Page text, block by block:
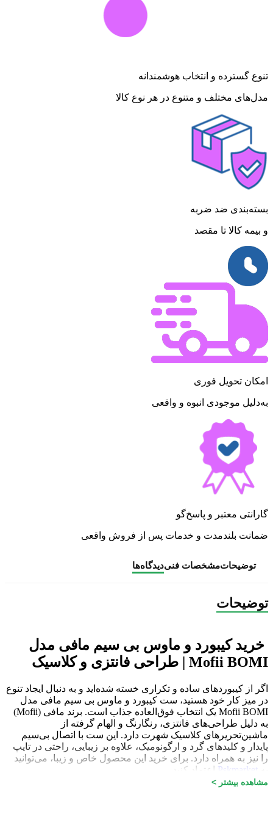
تنوع گسترده و انتخاب هوشمندانه
مدل‌های مختلف و متنوع در هر نوع کالا
بسته‌بندی ضد ضربه
و بیمه کالا تا مقصد
امکان تحویل فوری
به‌دلیل موجودی انبوه و واقعی
گارانتی معتبر و پاسخ‌گو
ضمانت بلندمدت و خدمات پس از فروش واقعی
توضیحاتمشخصات فنیدیدگاه‌ها
توضیحات
خرید کیبورد و ماوس بی سیم مافی مدل
Mofii BOMI | طراحی فانتزی و کلاسیک
اگر از کیبوردهای ساده و تکراری خسته شده‌اید و به دنبال ایجاد تنوع
در میز کار خود هستید، ست کیبورد و ماوس بی سیم مافی مدل
Mofii BOMI یک انتخاب فوق‌العاده جذاب است. برند مافی (Mofii)
به دلیل طراحی‌های فانتزی، رنگارنگ و الهام گرفته از
ماشین‌تحریرهای کلاسیک شهرت دارد. این ست با اتصال بی‌سیم
پایدار و کلیدهای گرد و ارگونومیک، علاوه بر زیبایی، راحتی در تایپ
را نیز به همراه دارد. برای خرید این محصول خاص و زیبا، می‌توانید
Pskmarket اعتماد کنید.
مشاهده بیشتر >